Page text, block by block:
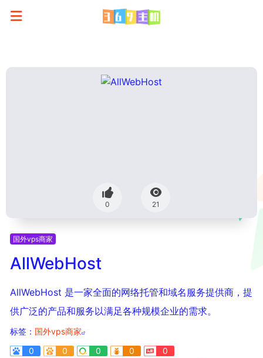
0 21
国外vps商家
AllWebHost
AllWebHost 是一家全面的网络托管和域名服务提供商，提
供广泛的产品和服务以满足各种规模企业的需求。
标签： 国外vps商家
0
0 0 0 0